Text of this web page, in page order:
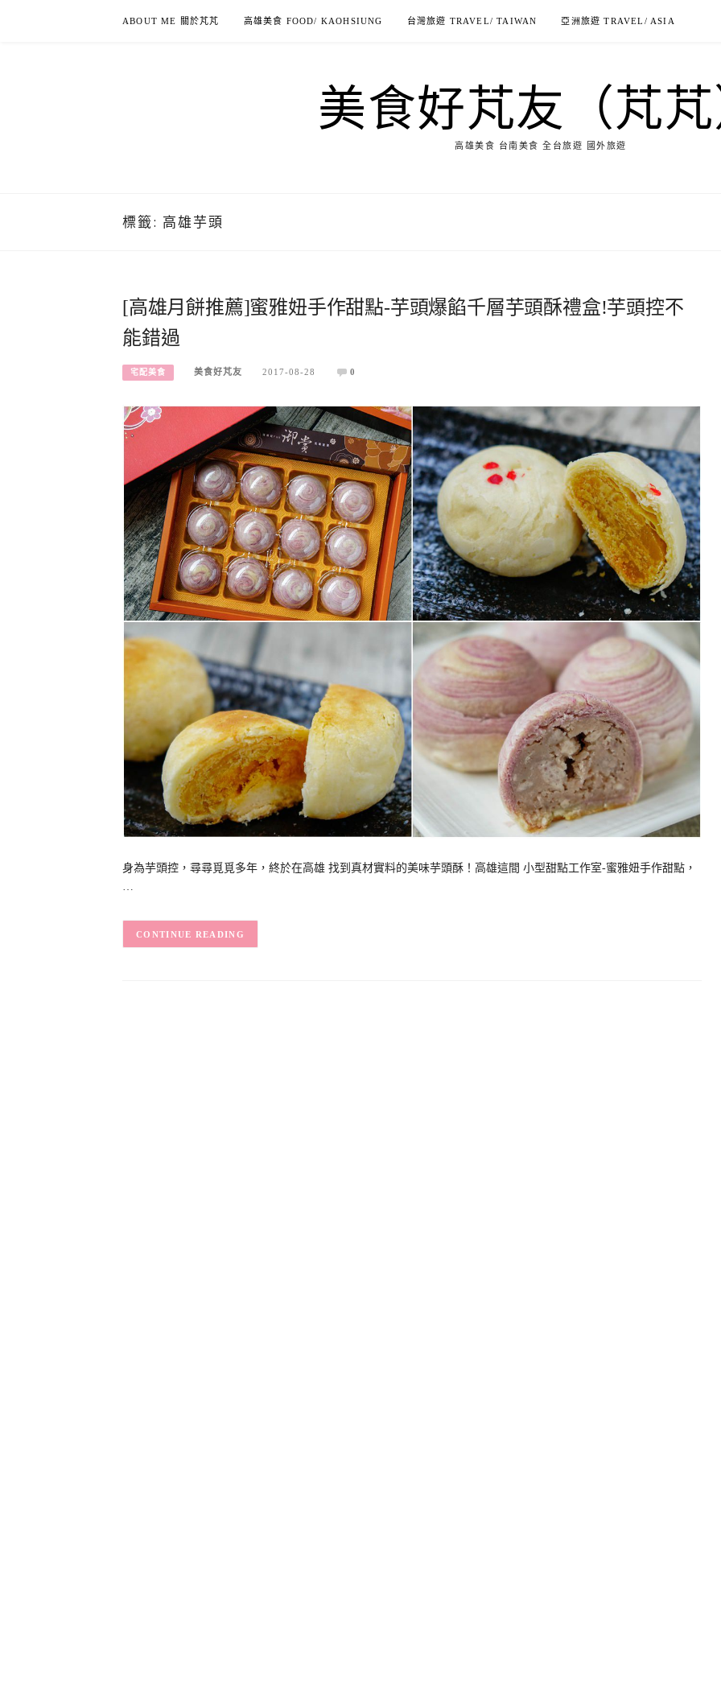
ABOUT ME 關於芃芃 高雄美食 FOOD/ KAOHSIUNG 台灣旅遊 TRAVEL/ TAIWAN 亞洲旅遊 TRAVEL/ ASIA
美食好芃友（芃芃
高雄美食 台南美食 全台旅遊 國外旅遊
標籤: 高雄芋頭
[高雄月餅推薦]蜜雅妞️手作甜點-芋頭爆餡千層芋頭酥禮盒!芋頭控不
能錯過
宅配美食 美食好芃友 2017-08-28 0
身為芋頭控，尋尋覓覓多年，終於在高雄 找到真材實料的美味芋頭酥！高雄這間 小型甜點工作室-蜜雅妞️手作甜點，
…
CONTINUE READING